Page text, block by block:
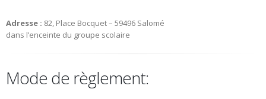
Adresse : 82, Place Bocquet – 59496 Salomé
dans l’enceinte du groupe scolaire
Mode de règlement: